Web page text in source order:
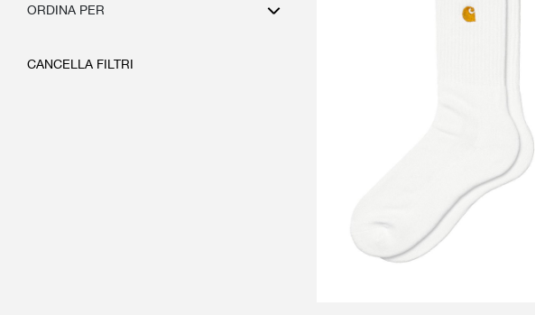
CANCELLA FILTRI
ORDINA PER